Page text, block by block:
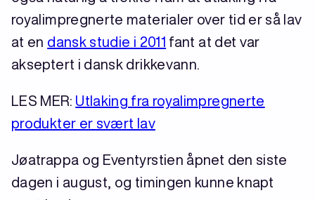
royalimpregnerte materialer over tid er så lav
at en dansk studie i 2011 fant at det var
akseptert i dansk drikkevann.
LES MER: Utlaking fra royalimpregnerte
produkter er svært lav
Jøatrappa og Eventyrstien åpnet den siste
dagen i august, og timingen kunne knapt